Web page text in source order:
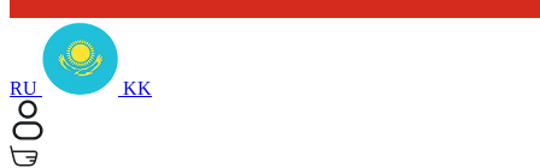
RU KK